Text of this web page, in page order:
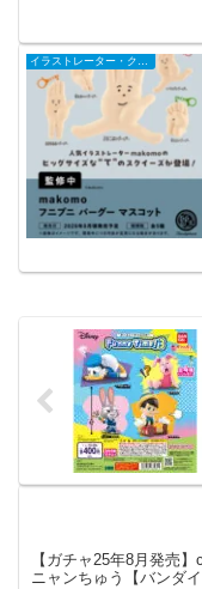
イラストレーター・クリエイター
【ガチャ25年8月発売
ニャンちゅう【バンダイ